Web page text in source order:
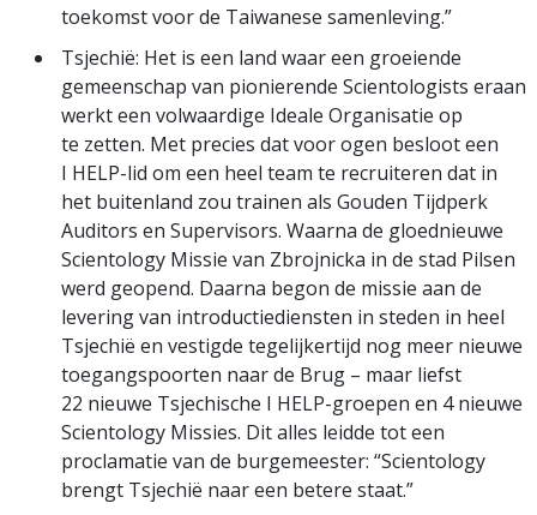
toekomst voor de Taiwanese samenleving.”
Tsjechië: Het is een land waar een groeiende
gemeenschap van pionierende Scientologists eraan
werkt een volwaardige Ideale Organisatie op
te zetten. Met precies dat voor ogen besloot een
I HELP-lid om een heel team te recruiteren dat in
het buitenland zou trainen als Gouden Tijdperk
Auditors en Supervisors. Waarna de gloednieuwe
Scientology Missie van Zbrojnicka in de stad Pilsen
werd geopend. Daarna begon de missie aan de
levering van introductiediensten in steden in heel
Tsjechië en vestigde tegelijkertijd nog meer nieuwe
toegangspoorten naar de Brug – maar liefst
22 nieuwe Tsjechische I HELP-groepen en 4 nieuwe
Scientology Missies. Dit alles leidde tot een
proclamatie van de burgemeester: “Scientology
brengt Tsjechië naar een betere staat.”